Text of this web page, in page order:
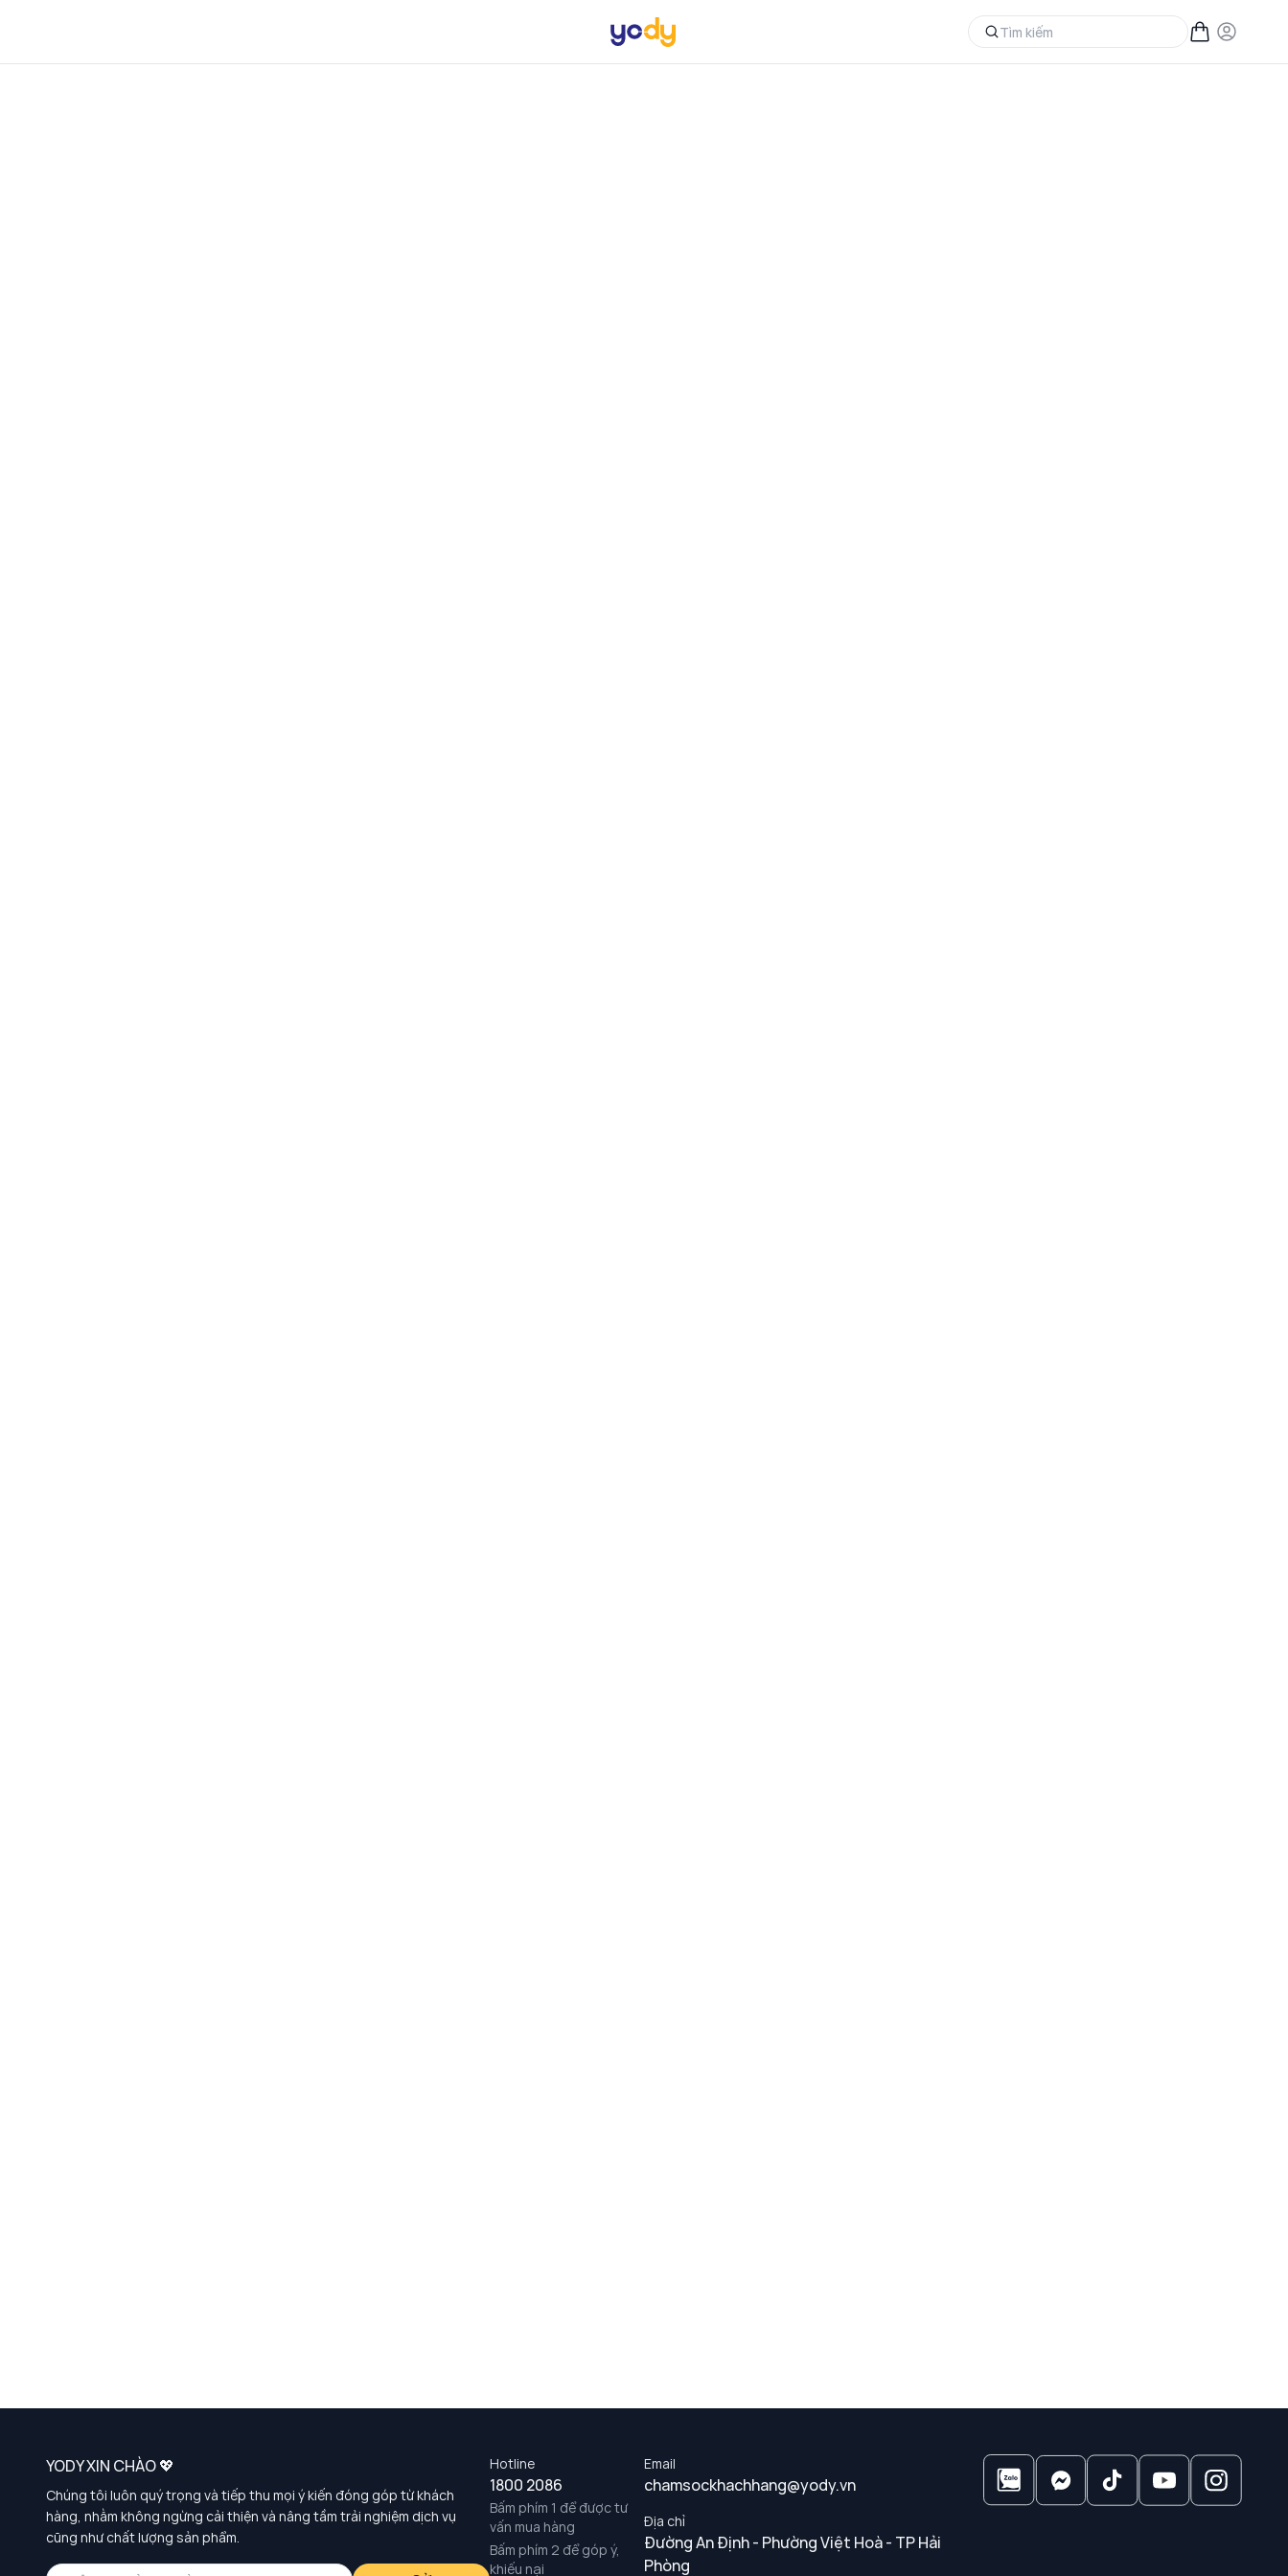
Hotline
1800 2086
Bấm phím 1 để được tư
vấn mua hàng
Bấm phím 2 để góp ý,
khiếu nại
Email
chamsockhachhang@yody.vn
Địa chỉ
Đường An Định - Phường Việt Hoà - TP Hải
Phòng
YODY XIN CHÀO 💖
Chúng tôi luôn quý trọng và tiếp thu mọi ý kiến đóng góp từ khách
hàng, nhằm không ngừng cải thiện và nâng tầm trải nghiệm dịch vụ
cũng như chất lượng sản phẩm.